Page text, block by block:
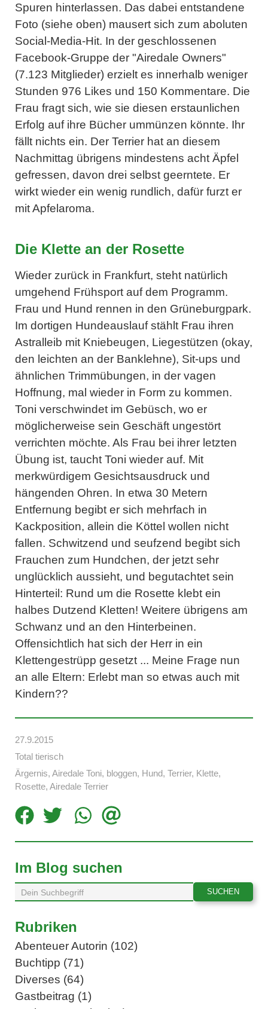
27.9.2015
Total tierisch
Ärgernis, Airedale Toni, bloggen, Hund, Terrier, Klette,
Rosette, Airedale Terrier
Spuren hinterlassen. Das dabei entstandene
Foto (siehe oben) mausert sich zum aboluten
Social-Media-Hit. In der geschlossenen
Facebook-Gruppe der "Airedale Owners"
(7.123 Mitglieder) erzielt es innerhalb weniger
Stunden 976 Likes und 150 Kommentare. Die
Frau fragt sich, wie sie diesen erstaunlichen
Erfolg auf ihre Bücher ummünzen könnte. Ihr
fällt nichts ein. Der Terrier hat an diesem
Nachmittag übrigens mindestens acht Äpfel
gefressen, davon drei selbst geerntete. Er
wirkt wieder ein wenig rundlich, dafür furzt er
mit Apfelaroma.
Die Klette an der Rosette
Wieder zurück in Frankfurt, steht natürlich
umgehend Frühsport auf dem Programm.
Frau und Hund rennen in den Grüneburgpark.
Im dortigen Hundeauslauf stählt Frau ihren
Astralleib mit Kniebeugen, Liegestützen (okay,
den leichten an der Banklehne), Sit-ups und
ähnlichen Trimmübungen, in der vagen
Hoffnung, mal wieder in Form zu kommen.
Toni verschwindet im Gebüsch, wo er
möglicherweise sein Geschäft ungestört
verrichten möchte. Als Frau bei ihrer letzten
Übung ist, taucht Toni wieder auf. Mit
merkwürdigem Gesichtsausdruck und
hängenden Ohren. In etwa 30 Metern
Entfernung begibt er sich mehrfach in
Kackposition, allein die Köttel wollen nicht
fallen. Schwitzend und seufzend begibt sich
Frauchen zum Hundchen, der jetzt sehr
unglücklich aussieht, und begutachtet sein
Hinterteil: Rund um die Rosette klebt ein
halbes Dutzend Kletten! Weitere übrigens am
Schwanz und an den Hinterbeinen.
Offensichtlich hat sich der Herr in ein
Klettengestrüpp gesetzt ... Meine Frage nun
an alle Eltern: Erlebt man so etwas auch mit
Kindern??
Im Blog suchen
Rubriken
Abenteuer Autorin (102)
Buchtipp (71)
Diverses (64)
Gastbeitrag (1)